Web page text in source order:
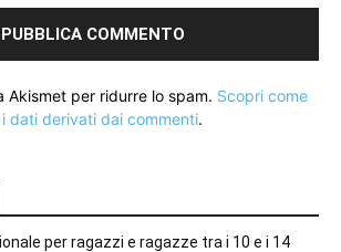
Akismet per ridurre lo spam. Scopri come
dati derivati dai commenti.
per ragazzi e ragazze tra i 10 e i 14